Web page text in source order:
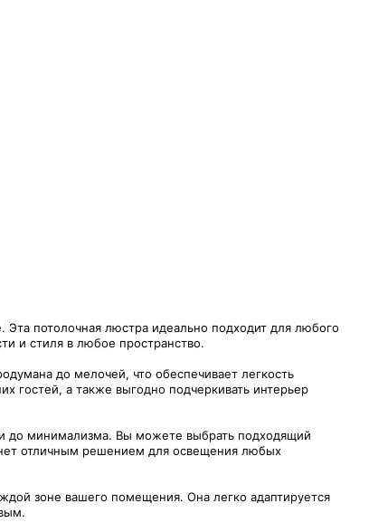
потолочная люстра идеально подходит для любого
и стиля в любое пространство.
до мелочей, что обеспечивает легкость
гостей, а также выгодно подчеркивать интерьер
до минимализма. Вы можете выбрать подходящий
отличным решением для освещения любых
зоне вашего помещения. Она легко адаптируется